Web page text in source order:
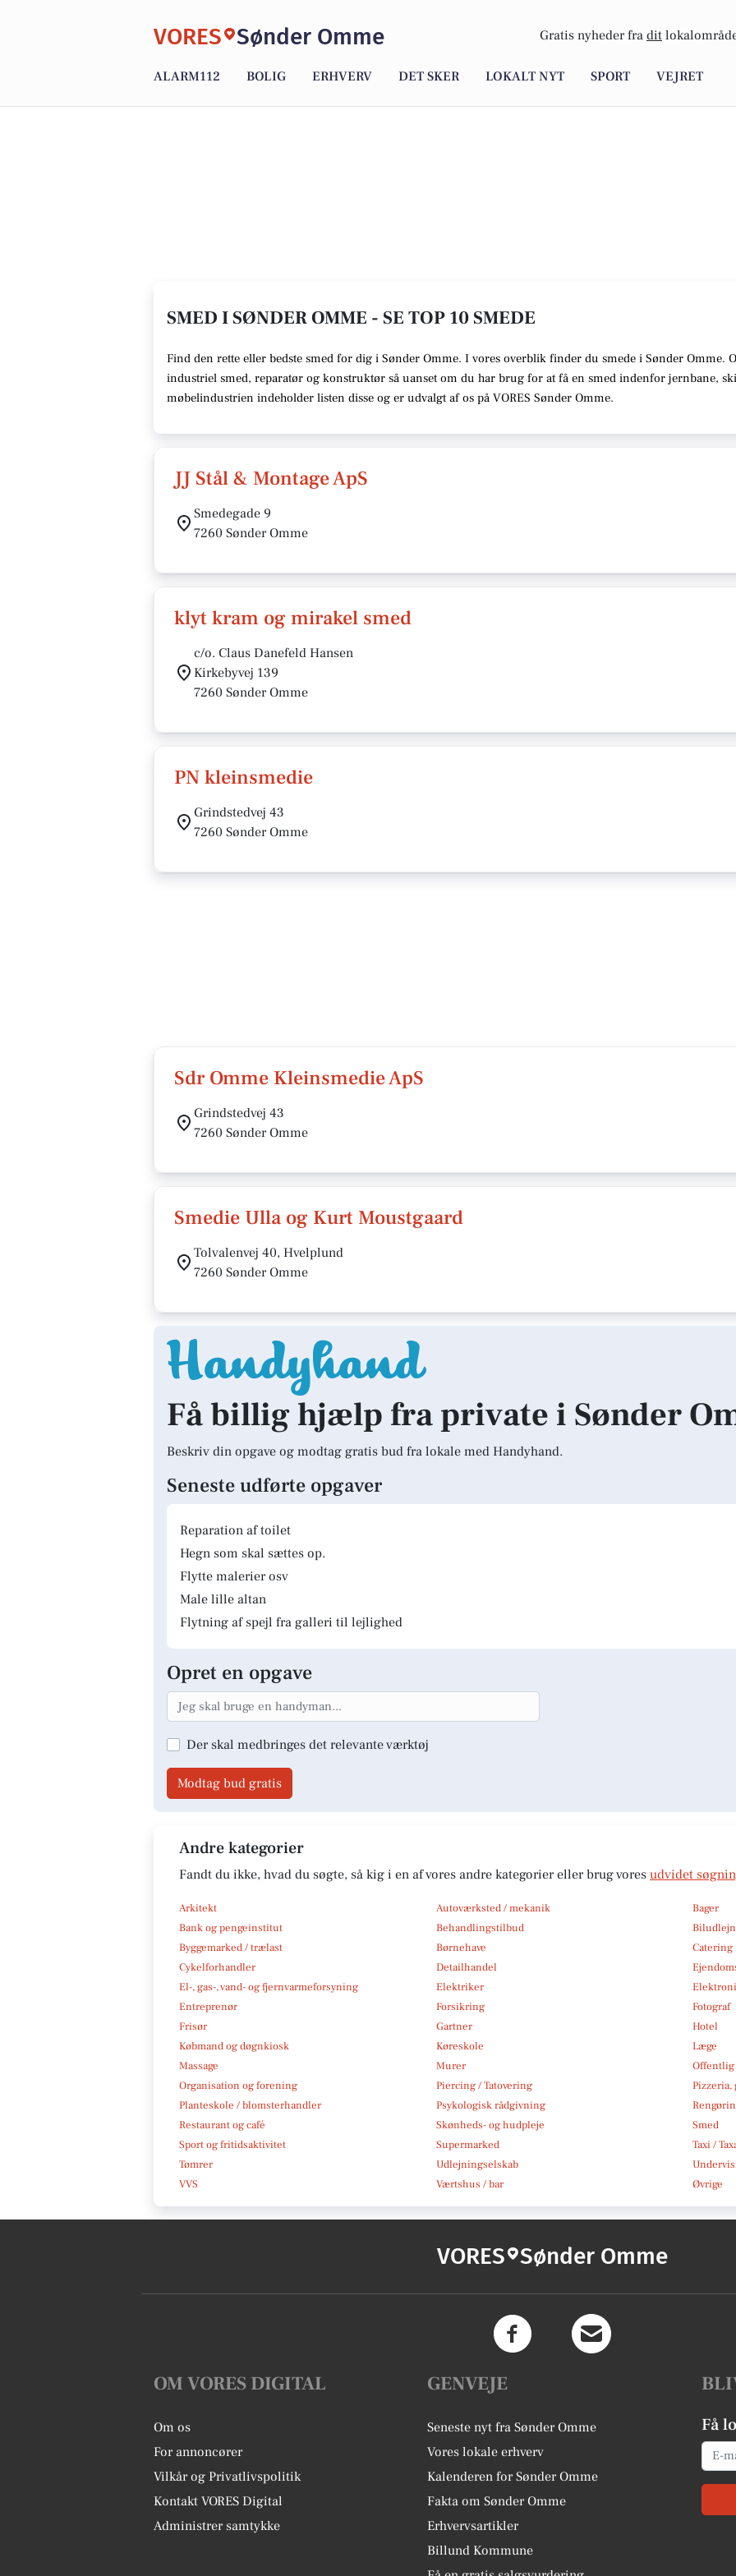
VORES Sønder Omme Gratis nyheder fra dit
ALARM112 BOLIG ERHVERV DET SKER LOKALT NYT SPORT VEJRET
SMED I SØNDER OMME - SE TOP 10 SMEDE
Find den rette eller bedste smed for dig i Sønder Omme. I vores overblik finder du smede i Sønder Omme.
industriel smed, reparatør og konstruktør så uanset om du har brug for at få en smed indenfor jernbane,
møbelindustrien indeholder listen disse og er udvalgt af os på VORES Sønder Omme.
JJ Stål & Montage ApS
Smedegade 9
7260 Sønder Omme
klyt kram og mirakel smed
c/o. Claus Danefeld Hansen
Kirkebyvej 139
7260 Sønder Omme
PN kleinsmedie
Grindstedvej 43
7260 Sønder Omme
Sdr Omme Kleinsmedie ApS
Grindstedvej 43
7260 Sønder Omme
Smedie Ulla og Kurt Moustgaard
Tolvalenvej 40, Hvelplund
7260 Sønder Omme
Få billig hjælp fra private i Sønder
Beskriv din opgave og modtag gratis bud fra lokale med Handyhand.
Seneste udførte opgaver
Reparation af toilet
Hegn som skal sættes op.
Flytte malerier osv
Male lille altan
Flytning af spejl fra galleri til lejlighed
Opret en opgave
Der skal medbringes det relevante værktøj
Modtag bud gratis
Andre kategorier
Fandt du ikke, hvad du søgte, så kig i en af vores andre kategorier eller brug vores udvidet
Arkitekt Autoværksted / mekanik
Bager
Bank og pengeinstitut
Behandlingstilbud
Byggemarked / trælast
Børnehave
Catering
Cykelforhandler
Detailhandel
El-, gas-, vand- og fjernvarmeforsyning
Elektriker
Entreprenør
Forsikring
Fotograf
Frisør
Gartner
Hotel
Købmand og døgnkiosk
Køreskole
Læge
Massage
Murer
Organisation og forening
Piercing / Tatovering
Planteskole / blomsterhandler
Psykologisk rådgivning
Restaurant og café
Skønheds- og hudpleje
Smed
Sport og fritidsaktivitet
Supermarked
Taxi /
Tømrer
Udlejningselskab
VVS
Værtshus / bar Øvrige
VORES Sønder Omme
OM VORES DIGITAL
Om os
For annoncører
Vilkår og Privatlivspolitik
Kontakt VORES Digital
Administrer samtykke
GENVEJE
Seneste nyt fra Sønder Omme
Vores lokale erhverv
Kalenderen for Sønder Omme
Fakta om Sønder Omme
Erhvervsartikler
Billund Kommune
Få
Email